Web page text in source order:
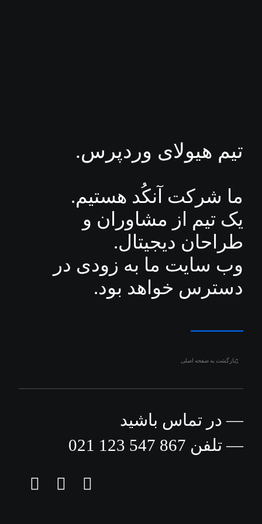
تیم هیولای وردپرس.
ما شرکت آنکُد هستیم.
یک تیم از مشاوران و
طراحان دیجیتال.
وب سایت ما به زودی در
دسترس خواهد بود.
بازگشت به صفحه اصلی
— در تماس باشید
— تلفن 867 547 123 021